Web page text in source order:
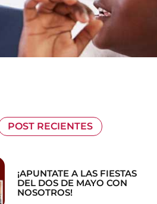
POST RECIENTES
¡APUNTATE A LAS FIESTAS
DEL DOS DE MAYO CON
NOSOTROS!